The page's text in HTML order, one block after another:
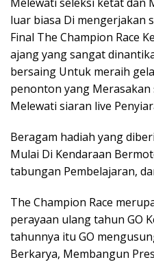
luar biasa Di mengerjakan
Final The Champion Race
ajang yang sangat
bersaing Untuk meraih
penonton yang
Melewati siaran live
Beragam hadiah yang
Mulai Di Kendaraan
tabungan Pembelajaran,
The Champion Race
perayaan ulang tahun GO
tahunnya itu GO
Berkarya, Membangun